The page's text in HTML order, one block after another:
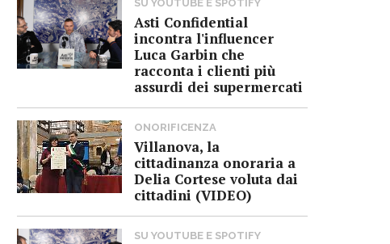
SU YOUTUBE E SPOTIFY
Asti Confidential
incontra l'influencer
Luca Garbin che
racconta i clienti più
assurdi dei supermercati
ONORIFICENZA
Villanova, la
cittadinanza onoraria a
Delia Cortese voluta dai
cittadini (VIDEO)
SU YOUTUBE E SPOTIFY